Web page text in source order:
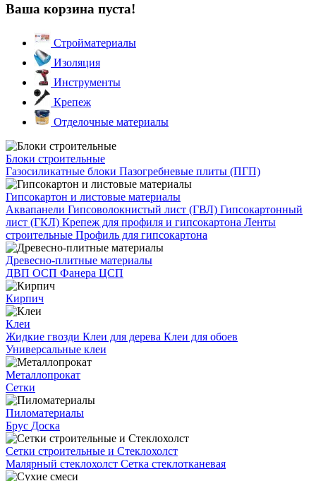
Ваша корзина пуста!
Стройматериалы
Изоляция
Инструменты
Крепеж
Отделочные материалы
Блоки строительные
Газосиликатные блоки Пазогребневые плиты (ПГП)
Гипсокартон и листовые материалы
Аквапанели Гипсоволокнистый лист (ГВЛ) Гипсокартонный
лист (ГКЛ) Крепеж для профиля и гипсокартона Ленты
строительные Профиль для гипсокартона
Древесно-плитные материалы
ДВП ОСП Фанера ЦСП
Кирпич
Клеи
Жидкие гвозди Клеи для дерева Клеи для обоев
Универсальные клеи
Металлопрокат
Сетки
Пиломатериалы
Брус Доска
Сетки строительные и Стеклохолст
Малярный стеклохолст Сетка стеклотканевая